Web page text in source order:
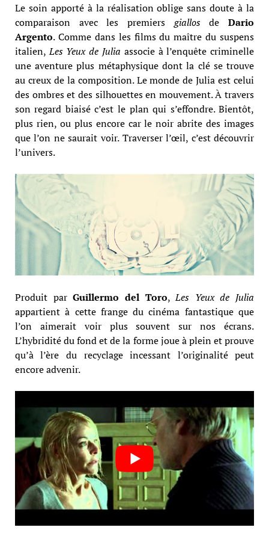
Le soin apporté à la réalisation oblige sans doute à la
comparaison avec les premiers giallosdeDario
Argento. Comme dans les films du maître du suspens
italien,Les Yeux de Julia associe à l’enquête criminelle
une aventure plus métaphysique dont la clé se trouve
au creux de la composition. Le monde de Julia est celui
des ombres et des silhouettes en mouvement. À travers
son regard biaisé c’est le plan qui s’effondre. Bientôt,
plus rien, ou plus encore car le noir abrite des images
que l’on ne saurait voir. Traverser l’œil, c’est découvrir
l’univers.
Produit parGuillermo del Toro,Les Yeux de Julia
appartient à cette frange du cinéma fantastique que
l’on aimerait voir plus souvent sur nos écrans.
L’hybridité du fond et de la forme joue à plein et prouve
qu’à l’ère du recyclage incessant l’originalité peut
encore advenir.